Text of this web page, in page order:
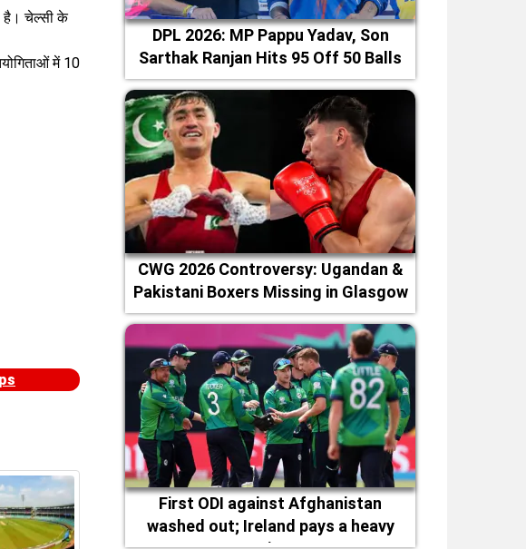
है। चेल्सी के
में 10
DPL 2026: MP Pappu Yadav, Son
Sarthak Ranjan Hits 95 Off 50 Balls
CWG 2026 Controversy: Ugandan &
Pakistani Boxers Missing in Glasgow
First ODI against Afghanistan
washed out; Ireland pays a heavy